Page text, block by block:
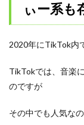
ぃー系も
2020年にTikTok内
TikTokでは、音楽
のですが
その中でも人気な